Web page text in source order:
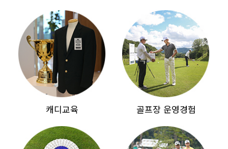
캐디교육 골프장 운영경험